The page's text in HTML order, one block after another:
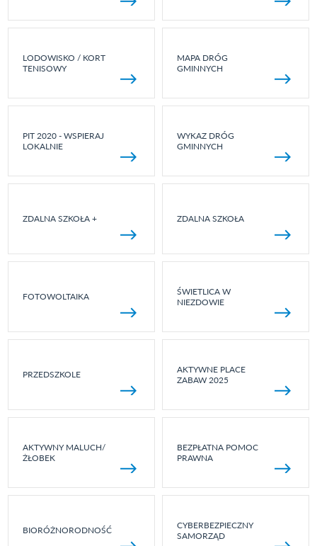
LODOWISKO / KORT
TENISOWY
MAPA DRÓG
GMINNYCH
PIT 2020 - WSPIERAJ
LOKALNIE
WYKAZ DRÓG
GMINNYCH
ZDALNA SZKOŁA + ZDALNA SZKOŁA
FOTOWOLTAIKA
ŚWIETLICA W
NIEZDOWIE
PRZEDSZKOLE
AKTYWNE PLACE
ZABAW 2025
AKTYWNY MALUCH/
ŻŁOBEK
BEZPŁATNA POMOC
PRAWNA
BIORÓŻNORODNOŚĆ
CYBERBEZPIECZNY
SAMORZĄD